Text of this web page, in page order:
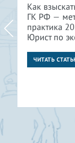
Как
ГК РФ —
практика
Юрист по
ЧИТАТЬ